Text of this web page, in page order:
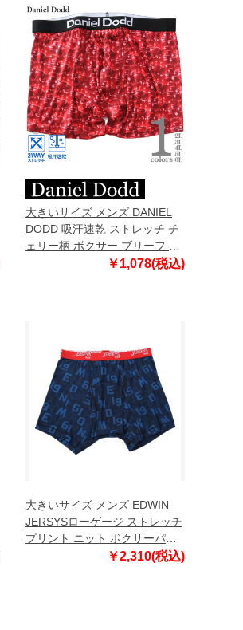
大きいサイズ メンズ DANIEL
DODD 吸汗速乾 ストレッチ チ
ェリー柄 ボクサー ブリーフ パ
ンツ 肌着 下着 azup-259008
￥1,078(税込)
大きいサイズ メンズ EDWIN
JERSYSローゲージ ストレッチ
プリント ニット ボクサーパン
ツ ネイビー 1249-5321-1 3L 4L
￥2,310(税込)